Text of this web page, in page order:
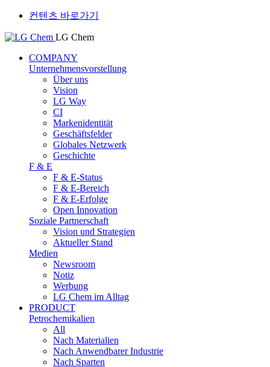
컨텐츠 바로가기
LG Chem
COMPANY
Unternehmensvorstellung
Über uns
Vision
LG Way
CI
Markenidentität
Geschäftsfelder
Globales Netzwerk
Geschichte
F & E
F & E-Status
F & E-Bereich
F & E-Erfolge
Open Innovation
Soziale Partnerschaft
Vision und Strategien
Aktueller Stand
Medien
Newsroom
Notiz
Werbung
LG Chem im Alltag
PRODUCT
Petrochemikalien
All
Nach Materialien
Nach Anwendbarer Industrie
Nach Sparten